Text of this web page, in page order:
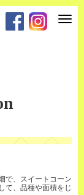
T
o
n
で、スイートコーン
て、品種や面積をじ